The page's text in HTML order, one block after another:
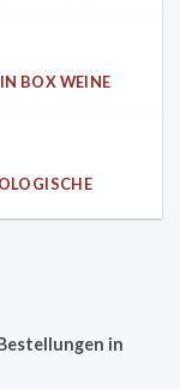
BOX WEINE
in